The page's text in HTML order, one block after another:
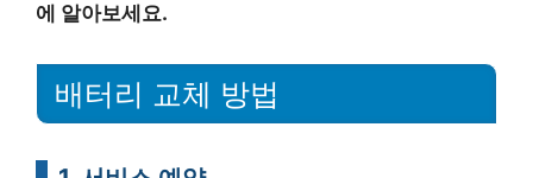
에 알아보세요.
배터리 교체 방법